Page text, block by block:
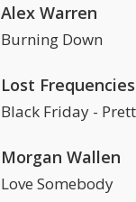
Alex Warren
Burning Down
Lost
Black Friday -
Morgan Wallen
Love Somebody